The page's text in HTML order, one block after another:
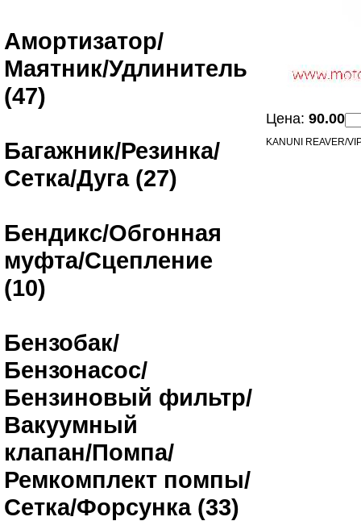
Амортизатор/
Маятник/Удлинитель
(47)
Багажник/Резинка/
Сетка/Дуга (27)
Бендикс/Обгонная
муфта/Сцепление
(10)
Бензобак/
Бензонасос/
Бензиновый фильтр/
Вакуумный
клапан/Помпа/
Ремкомплект помпы/
Сетка/Форсунка (33)
Цена: 90.00
KANUNI REAVER/